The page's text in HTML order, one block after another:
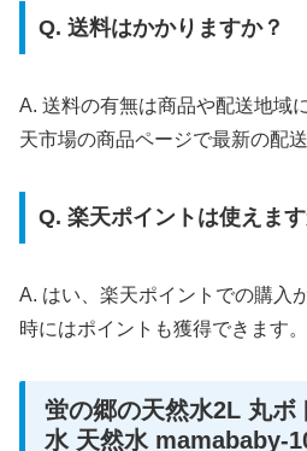
Q. 送料はかかりますか？
A. 送料の有無は商品や配送地域
天市場の商品ページで最新の配
Q. 楽天ポイントは使えます
A. はい、楽天ポイントでの購入
時にはポイントも獲得できます。
蛍の郷の天然水2L 丸ボ
水 天然水 mamababy-